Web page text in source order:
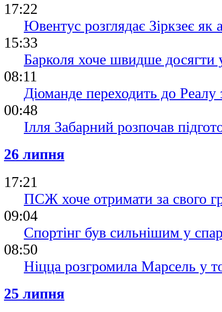
17:22
Ювентус розглядає Зіркзеє як
15:33
Барколя хоче швидше досягти
08:11
Діоманде переходить до
00:48
Ілля Забарний розпочав
26 липня
17:21
ПСЖ хоче отримати за свого
09:04
Спортінг був сильнішим у
08:50
Ніцца розгромила Марсель у
25 липня